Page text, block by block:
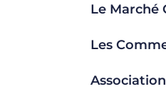
Le Marché
Les